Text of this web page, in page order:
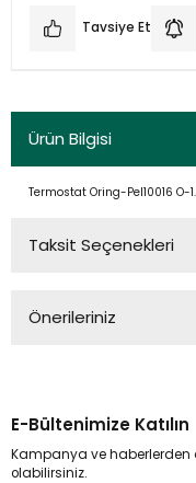
Tavsiye Et
Ürün Bilgisi
Termostat Oring-Pel10016 O-
Taksit Seçenekleri
Önerileriniz
kullanarak tarafımıza
Görüş ve önerileriniz
E-Bültenimize Katılın
Kampanya ve haberlerden
olabilirsiniz.